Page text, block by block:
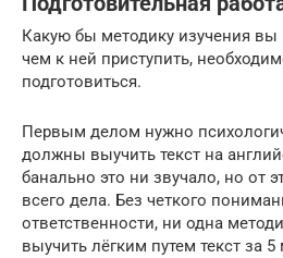
Какую бы методику изучения
чем к ней приступить,
подготовиться.
Первым делом нужно
должны выучить текст на
банально это ни звучало, но от
всего дела. Без четкого
ответственности, ни одна
выучить лёгким путем текст за 5